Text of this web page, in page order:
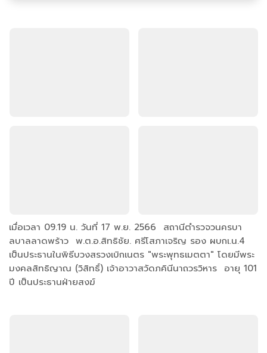
เมื่อเวลา 09.19 น. วันที่ 17 พ.ย. 2566 สถานีตำรวจวนครบา
ลบาลลาดพร้าว พ.ต.อ.สิทธิชัย. ศรีโสภาเจริญ รอง ผบกเ.น.4
เป็นประธานในพิธีบวงสรวงเบิกเนตร "พระพุทธเมตตา" โดยมีพระ
มงคลสิทธิญาณ (วิสิทธิ์) เจ้าอาวาสวัดภคินีนาถวรวิหาร อายุ 101
ปี เป็นประธานฝ่ายสงฆ์